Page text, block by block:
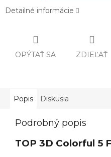
Detailné informácie
OPÝTAŤ SA ZDIEĽAŤ
Popis Diskusia
Podrobný popis
TOP 3D Colorful 5